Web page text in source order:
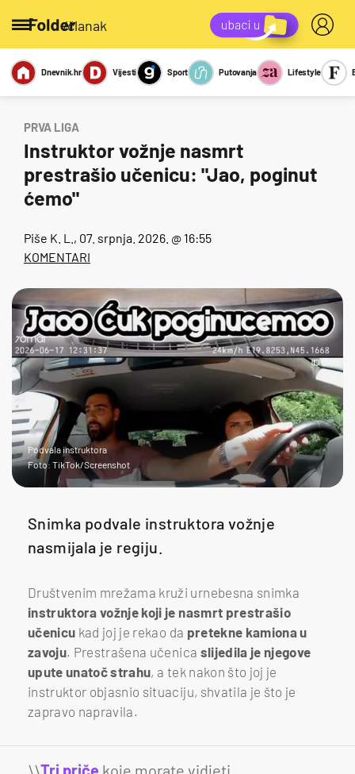
/članak
Miks Kviz
Report
Sexy
Dnevnik.hr Vijesti Sport Putovanja Lifestyle
PRVA LIGA
Instruktor vožnje nasmrt
prestrašio učenicu: "Jao, poginut
ćemo"
Piše K. L. , 07. srpnja. 2026. @ 16:55
KOMENTARI
Podvala instruktora
Foto: TikTok/Screenshot
Snimka podvale instruktora vožnje
nasmijala je regiju.
Društvenim mrežama kruži urnebesna snimka
instruktora vožnje koji je nasmrt prestrašio
učenicu kad joj je rekao da pretekne kamiona u
zavoju. Prestrašena učenica slijedila je njegove
upute unatoč strahu, a tek nakon što joj je
instruktor objasnio situaciju, shvatila je što je
zapravo napravila.
\\Tri priče koje morate vidjeti